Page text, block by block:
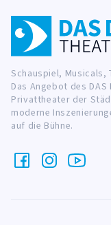
Schauspiel, Musicals,
Das Angebot des
Privattheater der
moderne
auf die Bühne.